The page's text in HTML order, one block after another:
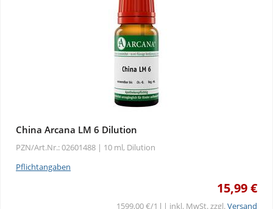
China Arcana LM 6 Dilution
PZN/Art.Nr.: 02601488 | 10 ml, Dilution
Pflichtangaben
15,99 €
1599,00 €/1 l | inkl. MwSt. zzgl.Versand